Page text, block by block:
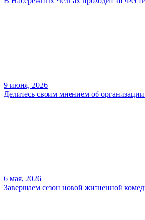
9 июня, 2026
Делитесь своим мнением об организации
6 мая, 2026
Завершаем сезон новой жизненной